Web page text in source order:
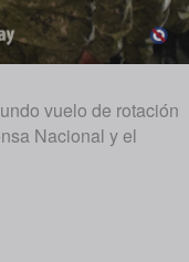
vuelo de rotación
Nacional y el